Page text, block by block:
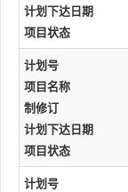
计划下达日期
项目状态
计划号
项目名称
制修订
计划下达日期
项目状态
计划号